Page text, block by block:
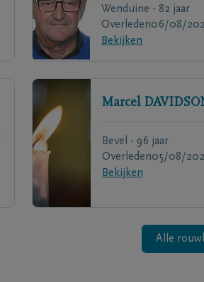
Wenduine - 82 jaar
Overleden06/08/
Bekijken
Marcel
Bevel - 96 jaar
Overleden05/08/
Bekijken
Alle